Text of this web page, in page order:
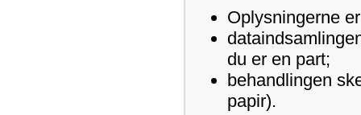
Oplysningerne
du er en part;
behandlingen
papir).